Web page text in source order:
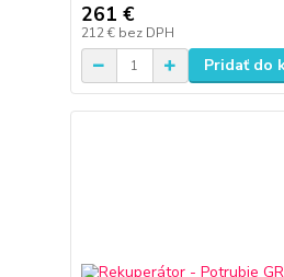
261 €
212 € bez DPH
Pridať do